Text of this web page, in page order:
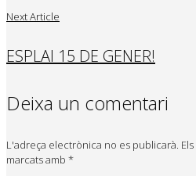
Next Article
ESPLAI 15 DE GENER!
Deixa un comentari
L'adreça electrònica no es publicarà.
marcats amb *